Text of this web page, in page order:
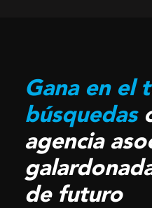
Gana en el
búsquedas
agencia
de futuro